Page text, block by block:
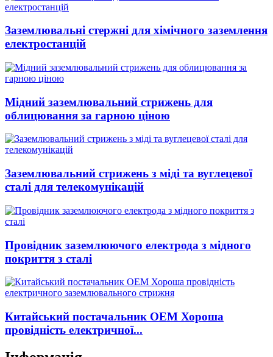
Заземлювальні стержні для хімічного заземлення
електростанцій
Мідний заземлювальний стрижень для
облицювання за гарною ціною
Заземлювальний стрижень з міді та вуглецевої
сталі для телекомунікацій
Провідник заземлюючого електрода з мідного
покриття з сталі
Китайський постачальник OEM Хороша
провідність електричної...